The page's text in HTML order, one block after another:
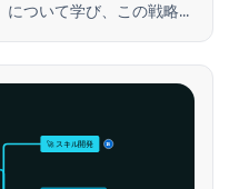
ついて学び、この戦略的
🚀 スキル開発 15